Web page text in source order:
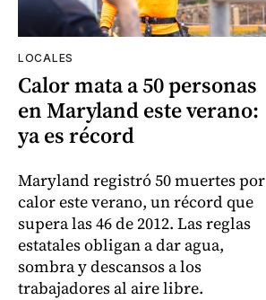
LOCALES
Calor mata a 50 personas
en Maryland este verano:
ya es récord
Maryland registró 50 muertes por
calor este verano, un récord que
supera las 46 de 2012. Las reglas
estatales obligan a dar agua,
sombra y descansos a los
trabajadores al aire libre.